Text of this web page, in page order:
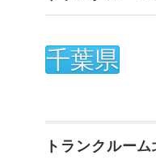
千葉県
トランクルー